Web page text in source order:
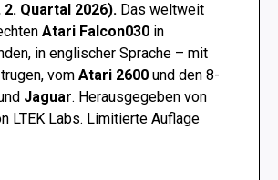
Quartal 2026). Das weltweit
Atari Falcon030 in
in englischer Sprache – mit
vom Atari 2600 und den 8-
Jaguar. Herausgegeben von
LTEK Labs. Limitierte Auflage